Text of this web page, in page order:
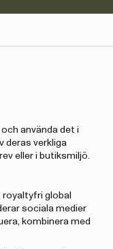
använda det i
deras verkliga
eller i butiksmiljö.
royaltyfri global
sociala medier
kombinera med